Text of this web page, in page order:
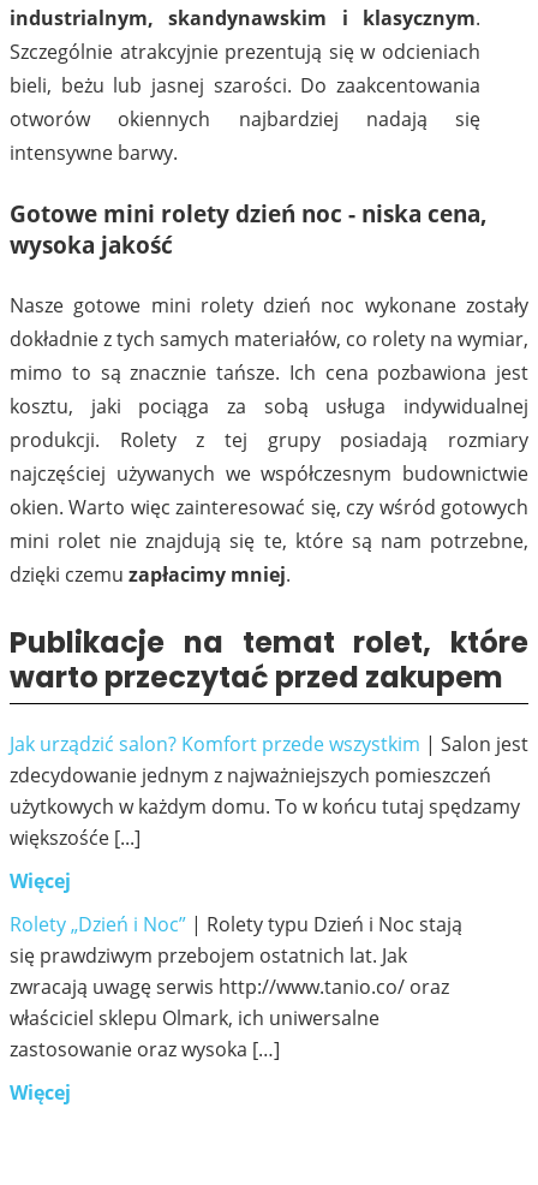
industrialnym, skandynawskim i klasycznym.
Szczególnie atrakcyjnie prezentują się w odcieniach
bieli, beżu lub jasnej szarości. Do zaakcentowania
otworów okiennych najbardziej nadają się
intensywne barwy.
Gotowe mini rolety dzień noc - niska cena,
wysoka jakość
Nasze gotowe mini rolety dzień noc wykonane zostały
dokładnie z tych samych materiałów, co rolety na wymiar,
mimo to są znacznie tańsze. Ich cena pozbawiona jest
kosztu, jaki pociąga za sobą usługa indywidualnej
produkcji. Rolety z tej grupy posiadają rozmiary
najczęściej używanych we współczesnym budownictwie
okien. Warto więc zainteresować się, czy wśród gotowych
mini rolet nie znajdują się te, które są nam potrzebne,
dzięki czemu zapłacimy mniej.
Publikacje na temat rolet, które
warto przeczytać przed zakupem
Rolety „Dzień i Noc” | Rolety typu Dzień i Noc stają
się prawdziwym przebojem ostatnich lat. Jak
zwracają uwagę serwis http://www.tanio.co/ oraz
właściciel sklepu Olmark, ich uniwersalne
zastosowanie oraz wysoka […]
Więcej
Jak urządzić salon? Komfort przede wszystkim | Salon jest
zdecydowanie jednym z najważniejszych pomieszczeń
użytkowych w każdym domu. To w końcu tutaj spędzamy
większośće [...]
Więcej